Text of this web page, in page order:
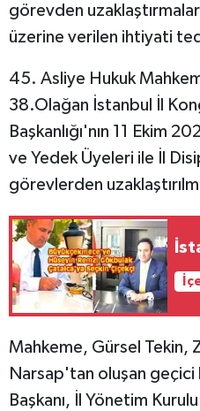
görevden
üzerine verilen ihtiyati
45. Asliye Hukuk
38.Olağan İstanbul İl
Başkanlığı'nın 11 Ekim
ve Yedek Üyeleri ile İl
görevlerden
Mahkeme, Gürsel Tekin,
Narsap'tan oluşan geçici
Başkanı, İl Yönetim